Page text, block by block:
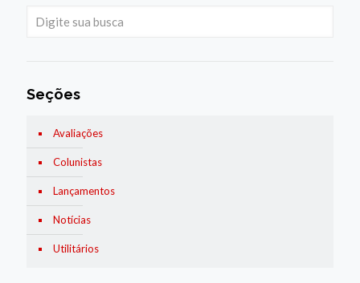
Seções
Avaliações
Colunistas
Lançamentos
Notícias
Utilitários